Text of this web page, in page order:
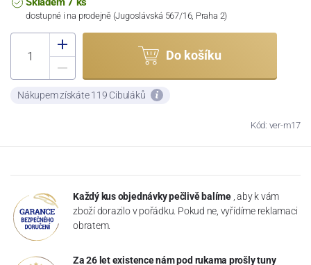
dostupné i na prodejně (Jugoslávská 567/16, Praha 2)
Do košíku
Nákupem získáte 119 Cibuláků
Kód: ver-m17
Každý kus objednávky pečlivě balíme , aby k vám
zboží dorazilo v pořádku. Pokud ne, vyřídíme reklamaci
obratem.
Za 26 let existence nám pod rukama prošly tuny